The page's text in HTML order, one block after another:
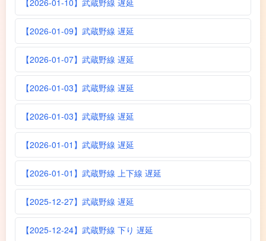
【2026-01-09】武蔵野線 遅延
【2026-01-07】武蔵野線 遅延
【2026-01-03】武蔵野線 遅延
【2026-01-03】武蔵野線 遅延
【2026-01-01】武蔵野線 遅延
【2026-01-01】武蔵野線 上下線 遅延
【2025-12-27】武蔵野線 遅延
【2025-12-24】武蔵野線 下り 遅延